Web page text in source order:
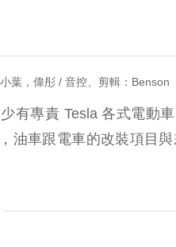
葉，偉彤 / 音控、剪輯：Benson
有專責 Tesla 各式電動
油車跟電車的改裝項目